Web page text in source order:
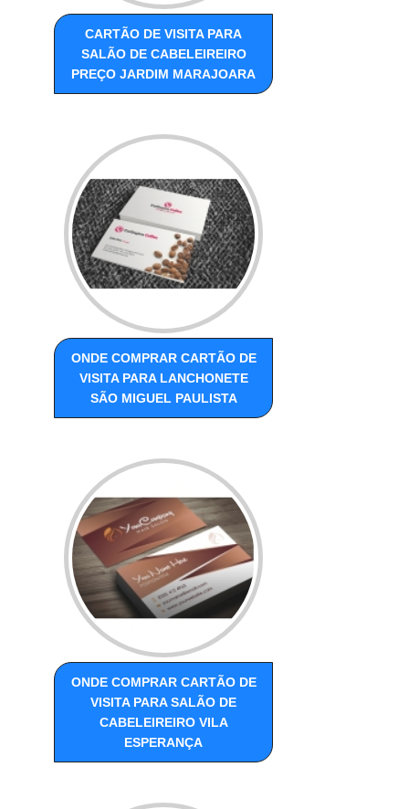
CARTÃO DE VISITA PARA
SALÃO DE CABELEIREIRO
PREÇO JARDIM MARAJOARA
ONDE COMPRAR CARTÃO DE
VISITA PARA LANCHONETE
SÃO MIGUEL PAULISTA
ONDE COMPRAR CARTÃO DE
VISITA PARA SALÃO DE
CABELEIREIRO VILA
ESPERANÇA